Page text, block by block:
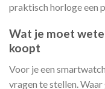
praktisch horloge een
Wat je moet
koopt
Voor je een
vragen te stellen.